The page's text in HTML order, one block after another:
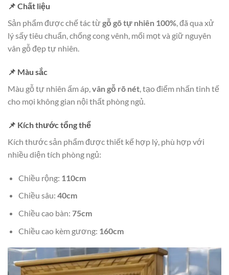
📌 Chất liệu
Sản phẩm được chế tác từgỗ gõ tự nhiên 100%, đã qua xử
lý sấy tiêu chuẩn, chống cong vênh, mối mọt và giữ nguyên
vân gỗ đẹp tự nhiên.
📌 Màu sắc
Màu gỗ tự nhiên ấm áp,vân gỗ rõ nét, tạo điểm nhấn tinh tế
cho mọi không gian nội thất phòng ngủ.
📌 Kích thước tổng thể
Kích thước sản phẩm được thiết kế hợp lý, phù hợp với
nhiều diện tích phòng ngủ:
Chiều rộng: 110cm
Chiều sâu: 40cm
Chiều cao bàn: 75cm
Chiều cao kèm gương: 160cm